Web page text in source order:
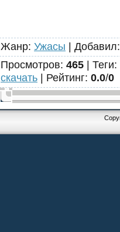
Жанр: Ужасы | Добавил
Просмотров: 465 | Теги:
скачать | Рейтинг: 0.0/0